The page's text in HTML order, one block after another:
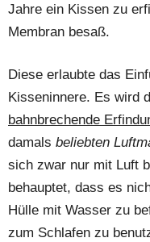
Jahre ein Kissen zu
Membran besaß.
Diese erlaubte das
Kisseninnere. Es wird
bahnbrechende
damals beliebten
sich zwar nur mit Luft
behauptet, dass es
Hülle mit Wasser zu
zum Schlafen zu